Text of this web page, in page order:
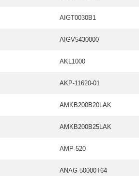
AIGT0030B1
AIGV5430000
AKL1000
AKP-11620-01
AMKB200B20LAK
AMKB200B25LAK
AMP-520
ANAG 50000T64